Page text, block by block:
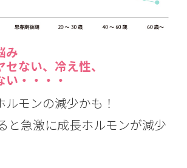
み
セない、冷え性、
い・・・・
ルモンの減少かも！
と急激に成長ホルモンが減少